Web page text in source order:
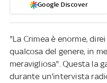
Google Discover
"La Crimea è enorme,
qualcosa del genere, in
meravigliosa". Questa la
durante un'intervista